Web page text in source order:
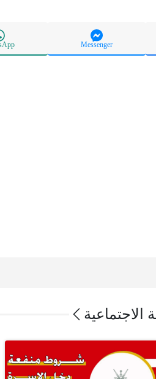
Messenger
الاجتماعية